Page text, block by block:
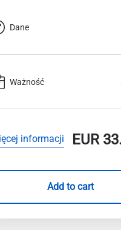
Dane
Ważność
informacji EUR
Add to cart